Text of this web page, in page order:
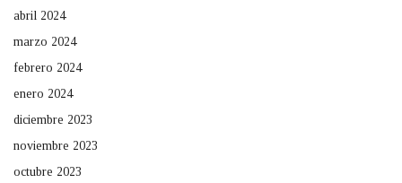
abril 2024
marzo 2024
febrero 2024
enero 2024
diciembre 2023
noviembre 2023
octubre 2023